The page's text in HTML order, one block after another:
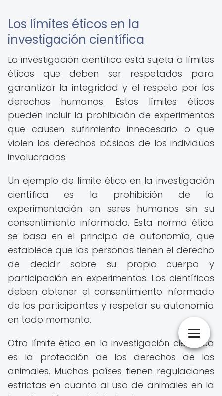
Los límites éticos en la
investigación científica
La investigación científica está sujeta a límites
éticos que deben ser respetados para
garantizar la integridad y el respeto por los
derechos humanos. Estos límites éticos
pueden incluir la prohibición de experimentos
que causen sufrimiento innecesario o que
violen los derechos básicos de los individuos
involucrados.
Un ejemplo de límite ético en la investigación
científica es la prohibición de la
experimentación en seres humanos sin su
consentimiento informado. Esta norma ética
se basa en el principio de autonomía, que
establece que las personas tienen el derecho
de decidir sobre su propio cuerpo y
participación en experimentos. Los científicos
deben obtener el consentimiento informado
de los participantes y respetar su autonomía
en todo momento.
Otro límite ético en la investigación científica
es la protección de los derechos de los
animales. Muchos países tienen regulaciones
estrictas en cuanto al uso de animales en la